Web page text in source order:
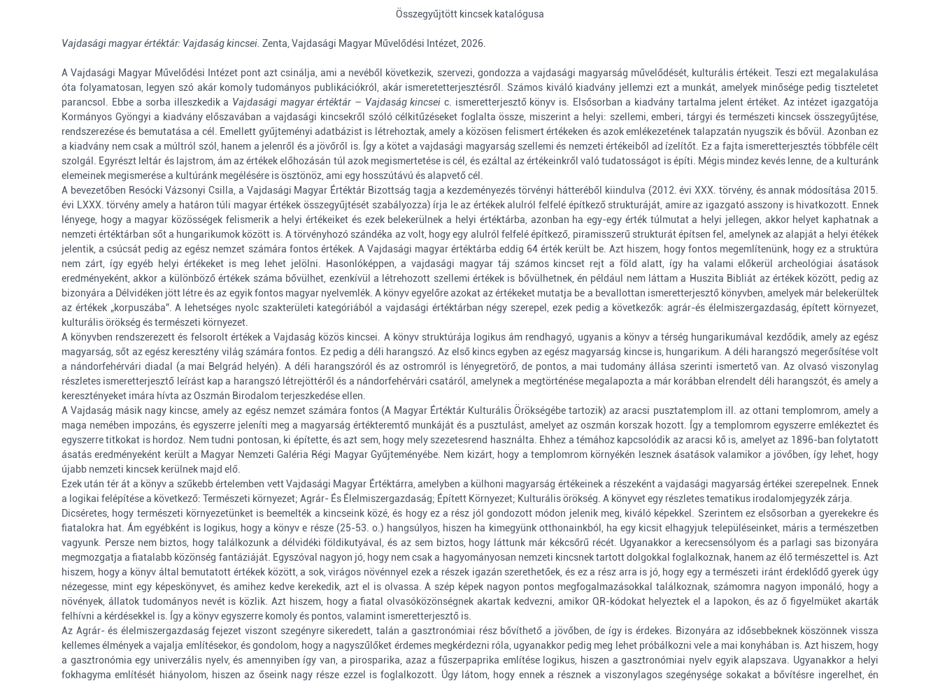
Összegyűjtött kincsek katalógusa
Vajdasági magyar értéktár: Vajdaság kincsei. Zenta, Vajdasági Magyar Művelődési Intézet, 2026.
A Vajdasági Magyar Művelődési Intézet pont azt csinálja, ami a nevéből következik, szervezi, gondozza a vajdasági magyarság művelődését, kulturális értékeit. Teszi ezt megalakulása
óta folyamatosan, legyen szó akár komoly tudományos publikációkról, akár ismeretetterjesztésről. Számos kiváló kiadvány jellemzi ezt a munkát, amelyek minősége pedig tiszteletet
parancsol. Ebbe a sorba illeszkedik a Vajdasági magyar értéktár – Vajdaság kincsei c. ismeretterjesztő könyv is. Elsősorban a kiadvány tartalma jelent értéket. Az intézet igazgatója
Kormányos Gyöngyi a kiadvány előszavában a vajdasági kincsekről szóló célkitűzéseket foglalta össze, miszerint a helyi: szellemi, emberi, tárgyi és természeti kincsek összegyűjtése,
rendszerezése és bemutatása a cél. Emellett gyűjteményi adatbázist is létrehoztak, amely a közösen felismert értékeken és azok emlékezetének talapzatán nyugszik és bővül. Azonban ez
a kiadvány nem csak a múltról szól, hanem a jelenről és a jövőről is. Így a kötet a vajdasági magyarság szellemi és nemzeti értékeiből ad ízelítőt. Ez a fajta ismeretterjesztés többféle célt
szolgál. Egyrészt leltár és lajstrom, ám az értékek előhozásán túl azok megismertetése is cél, és ezáltal az értékeinkről való tudatosságot is építi. Mégis mindez kevés lenne, de a kulturánk
elemeinek megismerése a kultúránk megélésére is ösztönöz, ami egy hosszútávú és alapvető cél.
A bevezetőben Resócki Vázsonyi Csilla, a Vajdasági Magyar Értéktár Bizottság tagja a kezdeményezés törvényi hátteréből kiindulva (2012. évi XXX. törvény, és annak módosítása 2015.
évi LXXX. törvény amely a határon túli magyar értékek összegyűjtését szabályozza) írja le az értékek alulról felfelé építkező strukturáját, amire az igazgató asszony is hivatkozott. Ennek
lényege, hogy a magyar közösségek felismerik a helyi értékeiket és ezek belekerülnek a helyi értéktárba, azonban ha egy-egy érték túlmutat a helyi jellegen, akkor helyet kaphatnak a
nemzeti értéktárban sőt a hungarikumok között is. A törvényhozó szándéka az volt, hogy egy alulról felfelé építkező, piramisszerű strukturát építsen fel, amelynek az alapját a helyi étékek
jelentik, a csúcsát pedig az egész nemzet számára fontos értékek. A Vajdasági magyar értéktárba eddig 64 érték került be. Azt hiszem, hogy fontos megemlítenünk, hogy ez a struktúra
nem zárt, így egyéb helyi értékeket is meg lehet jelölni. Hasonlóképpen, a vajdasági magyar táj számos kincset rejt a föld alatt, így ha valami előkerül archeológiai ásatások
eredményeként, akkor a különböző értékek száma bővülhet, ezenkívül a létrehozott szellemi értékek is bővülhetnek, én például nem láttam a Huszita Bibliát az értékek között, pedig az
bizonyára a Délvidéken jött létre és az egyik fontos magyar nyelvemlék. A könyv egyelőre azokat az értékeket mutatja be a bevallottan ismeretterjesztő könyvben, amelyek már belekerültek
az értékek „korpuszába”. A lehetséges nyolc szakterületi kategóriából a vajdasági értéktárban négy szerepel, ezek pedig a következők: agrár-és élelmiszergazdaság, épített környezet,
kulturális örökség és természeti környezet.
A könyvben rendszerezett és felsorolt értékek a Vajdaság közös kincsei. A könyv struktúrája logikus ám rendhagyó, ugyanis a könyv a térség hungarikumával kezdődik, amely az egész
magyarság, sőt az egész keresztény világ számára fontos. Ez pedig a déli harangszó. Az első kincs egyben az egész magyarság kincse is, hungarikum. A déli harangszó megerősítése volt
a nándorfehérvári diadal (a mai Belgrád helyén). A déli harangszóról és az ostromról is lényegretörő, de pontos, a mai tudomány állása szerinti ismertető van. Az olvasó viszonylag
részletes ismeretterjesztő leírást kap a harangszó létrejöttéről és a nándorfehérvári csatáról, amelynek a megtörténése megalapozta a már korábban elrendelt déli harangszót, és amely a
keresztényeket imára hívta az Oszmán Birodalom terjeszkedése ellen.
A Vajdaság másik nagy kincse, amely az egész nemzet számára fontos (A Magyar Értéktár Kulturális Örökségébe tartozik) az aracsi pusztatemplom ill. az ottani templomrom, amely a
maga nemében impozáns, és egyszerre jeleníti meg a magyarság értékteremtő munkáját és a pusztulást, amelyet az oszmán korszak hozott. Így a templomrom egyszerre emlékeztet és
egyszerre titkokat is hordoz. Nem tudni pontosan, ki építette, és azt sem, hogy mely szezetesrend használta. Ehhez a témához kapcsolódik az aracsi kő is, amelyet az 1896-ban folytatott
ásatás eredményeként került a Magyar Nemzeti Galéria Régi Magyar Gyűjteményébe. Nem kizárt, hogy a templomrom környékén lesznek ásatások valamikor a jövőben, így lehet, hogy
újabb nemzeti kincsek kerülnek majd elő.
Ezek után tér át a könyv a szűkebb értelemben vett Vajdasági Magyar Értéktárra, amelyben a külhoni magyarság értékeinek a részeként a vajdasági magyarság értékei szerepelnek. Ennek
a logikai felépítése a következő: Természeti környezet; Agrár- És Élelmiszergazdaság; Épített Környezet; Kulturális örökség. A könyvet egy részletes tematikus irodalomjegyzék zárja.
Dicséretes, hogy természeti környezetünket is beemelték a kincseink közé, és hogy ez a rész jól gondozott módon jelenik meg, kiváló képekkel. Szerintem ez elsősorban a gyerekekre és
fiatalokra hat. Ám egyébként is logikus, hogy a könyv e része (25-53. o.) hangsúlyos, hiszen ha kimegyünk otthonainkból, ha egy kicsit elhagyjuk településeinket, máris a természetben
vagyunk. Persze nem biztos, hogy találkozunk a délvidéki földikutyával, és az sem biztos, hogy láttunk már kékcsőrű récét. Ugyanakkor a kerecsensólyom és a parlagi sas bizonyára
megmozgatja a fiatalabb közönség fantáziáját. Egyszóval nagyon jó, hogy nem csak a hagyományosan nemzeti kincsnek tartott dolgokkal foglalkoznak, hanem az élő természettel is. Azt
hiszem, hogy a könyv által bemutatott értékek között, a sok, virágos növénnyel ezek a részek igazán szerethetőek, és ez a rész arra is jó, hogy egy a természeti iránt érdeklődő gyerek úgy
nézegesse, mint egy képeskönyvet, és amihez kedve kerekedik, azt el is olvassa. A szép képek nagyon pontos megfogalmazásokkal találkoznak, számomra nagyon imponáló, hogy a
növények, állatok tudományos nevét is közlik. Azt hiszem, hogy a fiatal olvasóközönségnek akartak kedvezni, amikor QR-kódokat helyeztek el a lapokon, és az ő figyelmüket akarták
felhívni a kérdésekkel is. Így a könyv egyszerre komoly és pontos, valamint ismeretterjesztő is.
Az Agrár- és élelmiszergazdaság fejezet viszont szegényre sikeredett, talán a gasztronómiai rész bővíthető a jövőben, de így is érdekes. Bizonyára az idősebbeknek köszönnek vissza
kellemes élmények a vajalja említésekor, és gondolom, hogy a nagyszűlőket érdemes megkérdezni róla, ugyanakkor pedig meg lehet próbálkozni vele a mai konyhában is. Azt hiszem, hogy
a gasztronómia egy univerzális nyelv, és amennyiben így van, a pirosparika, azaz a fűszerpaprika említése logikus, hiszen a gasztronómiai nyelv egyik alapszava. Ugyanakkor a helyi
fokhagyma említését hiányolom, hiszen az őseink nagy része ezzel is foglalkozott. Úgy látom, hogy ennek a résznek a viszonylagos szegénysége sokakat a bővítésre ingerelhet, én